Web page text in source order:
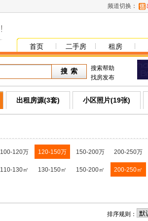
频道切换：
首页 二手房 租房
搜索帮助
找房发布
出租房源(3套) 小区照片(19张)
100-120万 120-150万 150-200万 200-250万
110-130㎡ 130-150㎡ 150-200㎡ 200-250㎡
排序规则：